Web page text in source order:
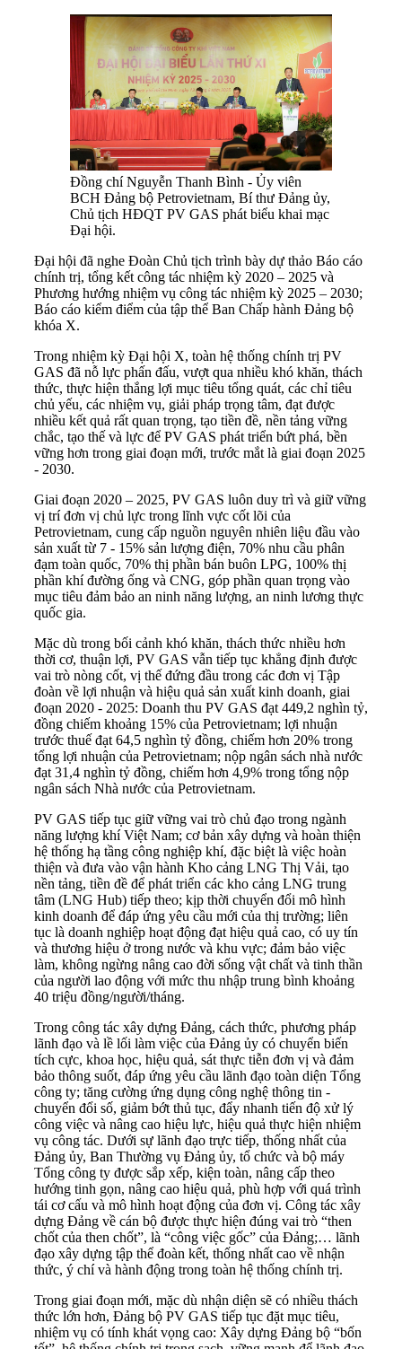
Đồng chí Nguyễn Thanh Bình - Ủy viên
BCH Đảng bộ Petrovietnam, Bí thư Đảng ủy,
Chủ tịch HĐQT PV GAS phát biểu khai mạc
Đại hội.
Đại hội đã nghe Đoàn Chủ tịch trình bày dự thảo Báo cáo
chính trị, tổng kết công tác nhiệm kỳ 2020 – 2025 và
Phương hướng nhiệm vụ công tác nhiệm kỳ 2025 – 2030;
Báo cáo kiểm điểm của tập thể Ban Chấp hành Đảng bộ
khóa X.
Trong nhiệm kỳ Đại hội X, toàn hệ thống chính trị PV
GAS đã nỗ lực phấn đấu, vượt qua nhiều khó khăn, thách
thức, thực hiện thắng lợi mục tiêu tổng quát, các chỉ tiêu
chủ yếu, các nhiệm vụ, giải pháp trọng tâm, đạt được
nhiều kết quả rất quan trọng, tạo tiền đề, nền tảng vững
chắc, tạo thế và lực để PV GAS phát triển bứt phá, bền
vững hơn trong giai đoạn mới, trước mắt là giai đoạn 2025
- 2030.
Giai đoạn 2020 – 2025, PV GAS luôn duy trì và giữ vững
vị trí đơn vị chủ lực trong lĩnh vực cốt lõi của
Petrovietnam, cung cấp nguồn nguyên nhiên liệu đầu vào
sản xuất từ 7 - 15% sản lượng điện, 70% nhu cầu phân
đạm toàn quốc, 70% thị phần bán buôn LPG, 100% thị
phần khí đường ống và CNG, góp phần quan trọng vào
mục tiêu đảm bảo an ninh năng lượng, an ninh lương thực
quốc gia.
Mặc dù trong bối cảnh khó khăn, thách thức nhiều hơn
thời cơ, thuận lợi, PV GAS vẫn tiếp tục khẳng định được
vai trò nòng cốt, vị thế đứng đầu trong các đơn vị Tập
đoàn về lợi nhuận và hiệu quả sản xuất kinh doanh, giai
đoạn 2020 - 2025: Doanh thu PV GAS đạt 449,2 nghìn tỷ,
đồng chiếm khoảng 15% của Petrovietnam; lợi nhuận
trước thuế đạt 64,5 nghìn tỷ đồng, chiếm hơn 20% trong
tổng lợi nhuận của Petrovietnam; nộp ngân sách nhà nước
đạt 31,4 nghìn tỷ đồng, chiếm hơn 4,9% trong tổng nộp
ngân sách Nhà nước của Petrovietnam.
PV GAS tiếp tục giữ vững vai trò chủ đạo trong ngành
năng lượng khí Việt Nam; cơ bản xây dựng và hoàn thiện
hệ thống hạ tầng công nghiệp khí, đặc biệt là việc hoàn
thiện và đưa vào vận hành Kho cảng LNG Thị Vải, tạo
nền tảng, tiền đề để phát triển các kho cảng LNG trung
tâm (LNG Hub) tiếp theo; kịp thời chuyển đổi mô hình
kinh doanh để đáp ứng yêu cầu mới của thị trường; liên
tục là doanh nghiệp hoạt động đạt hiệu quả cao, có uy tín
và thương hiệu ở trong nước và khu vực; đảm bảo việc
làm, không ngừng nâng cao đời sống vật chất và tinh thần
của người lao động với mức thu nhập trung bình khoảng
40 triệu đồng/người/tháng.
Trong công tác xây dựng Đảng, cách thức, phương pháp
lãnh đạo và lề lối làm việc của Đảng ủy có chuyển biến
tích cực, khoa học, hiệu quả, sát thực tiễn đơn vị và đảm
bảo thông suốt, đáp ứng yêu cầu lãnh đạo toàn diện Tổng
công ty; tăng cường ứng dụng công nghệ thông tin -
chuyển đổi số, giảm bớt thủ tục, đẩy nhanh tiến độ xử lý
công việc và nâng cao hiệu lực, hiệu quả thực hiện nhiệm
vụ công tác. Dưới sự lãnh đạo trực tiếp, thống nhất của
Đảng ủy, Ban Thường vụ Đảng ủy, tổ chức và bộ máy
Tổng công ty được sắp xếp, kiện toàn, nâng cấp theo
hướng tinh gọn, nâng cao hiệu quả, phù hợp với quá trình
tái cơ cấu và mô hình hoạt động của đơn vị. Công tác xây
dựng Đảng về cán bộ được thực hiện đúng vai trò “then
chốt của then chốt”, là “công việc gốc” của Đảng;… lãnh
đạo xây dựng tập thể đoàn kết, thống nhất cao về nhận
thức, ý chí và hành động trong toàn hệ thống chính trị.
Trong giai đoạn mới, mặc dù nhận diện sẽ có nhiều thách
thức lớn hơn, Đảng bộ PV GAS tiếp tục đặt mục tiêu,
nhiệm vụ có tính khát vọng cao: Xây dựng Đảng bộ “bốn